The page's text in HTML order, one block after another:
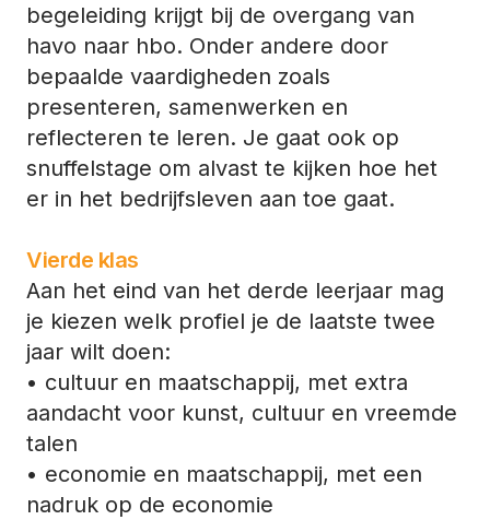
begeleiding krijgt bij de overgang van
havo naar hbo. Onder andere door
bepaalde vaardigheden zoals
presenteren, samenwerken en
reflecteren te leren. Je gaat ook op
snuffelstage om alvast te kijken hoe het
er in het bedrijfsleven aan toe gaat.
Vierde klas
Aan het eind van het derde leerjaar mag
je kiezen welk profiel je de laatste twee
jaar wilt doen:
• cultuur en maatschappij, met extra
aandacht voor kunst, cultuur en vreemde
talen
• economie en maatschappij, met een
nadruk op de economie